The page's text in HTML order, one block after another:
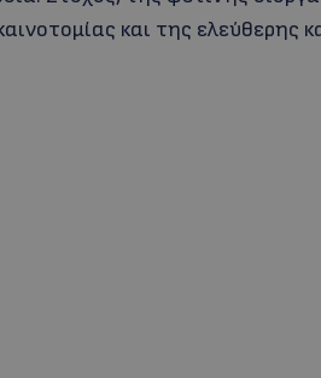
και της ελεύθερης